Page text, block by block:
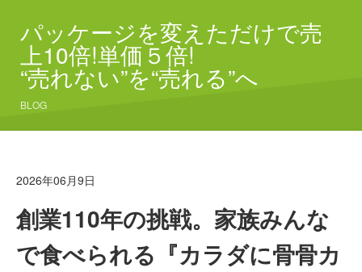
パッケージを変えただけで売
上10倍!単価５倍!
“売れない”を“売れる”へ
BLOG
2026年06月9日
創業110年の挑戦。家族みんな
で食べられる『カラダに骨骨カ